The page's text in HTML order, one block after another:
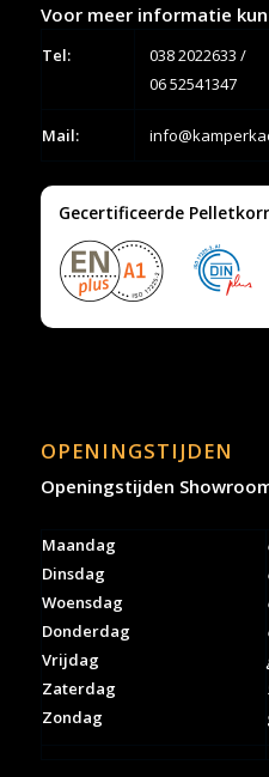
Voor meer informatie
Tel: 038 2022633 /
06 52541347
Mail:
Gecertificeerde
OPENINGSTIJDEN
Openingstijden
Maandag
Dinsdag
Woensdag
Donderdag
Vrijdag
Zaterdag
Zondag